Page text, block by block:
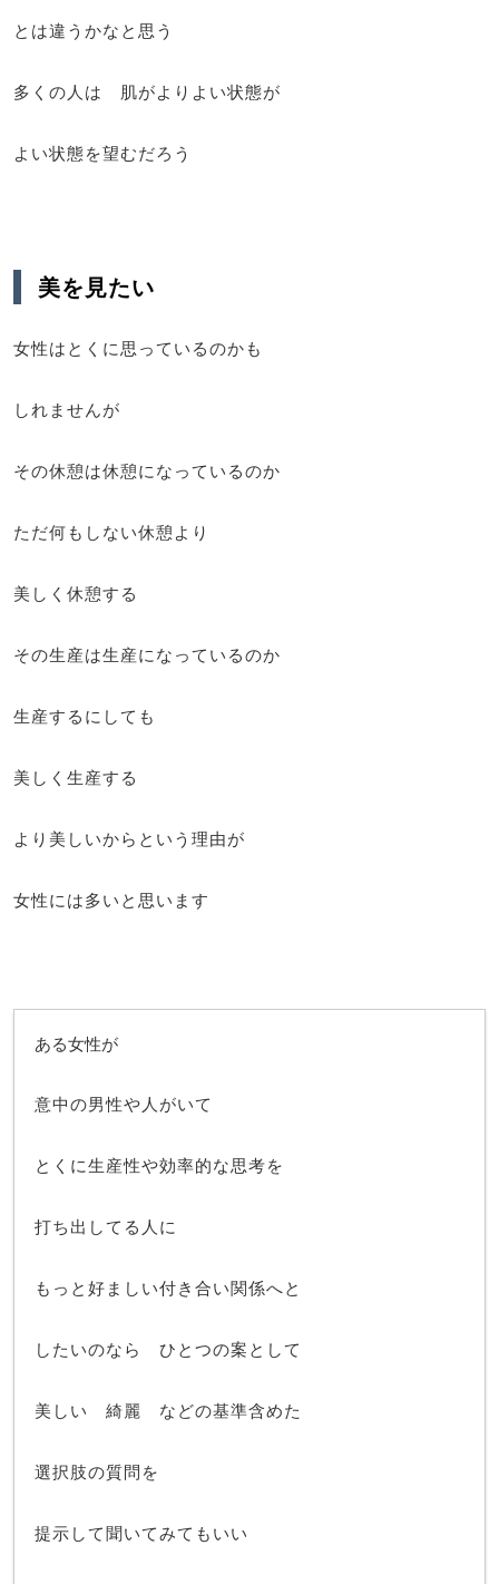
とは違うかなと思う
多くの人は 肌がよりよい状態が
よい状態を望むだろう
美を見たい
女性はとくに思っているのかも
しれませんが
その休憩は休憩になっているのか
ただ何もしない休憩より
美しく休憩する
その生産は生産になっているのか
生産するにしても
美しく生産する
より美しいからという理由が
女性には多いと思います
ある女性が
意中の男性や人がいて
とくに生産性や効率的な思考を
打ち出してる人に
もっと好ましい付き合い関係へと
したいのなら ひとつの案として
美しい 綺麗 などの基準含めた
選択肢の質問を
提示して聞いてみてもいい